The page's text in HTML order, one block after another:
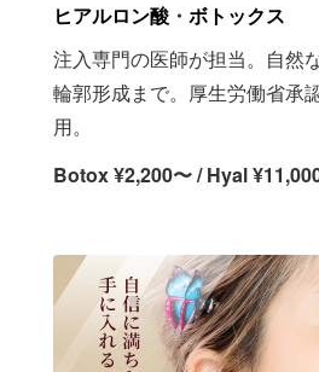
ヒアルロン酸 ・ ボトックス
注入専門の医師が担当。自然
輪郭形成まで。厚生労働省承
用。
Botox ¥2,200〜 / Hyal